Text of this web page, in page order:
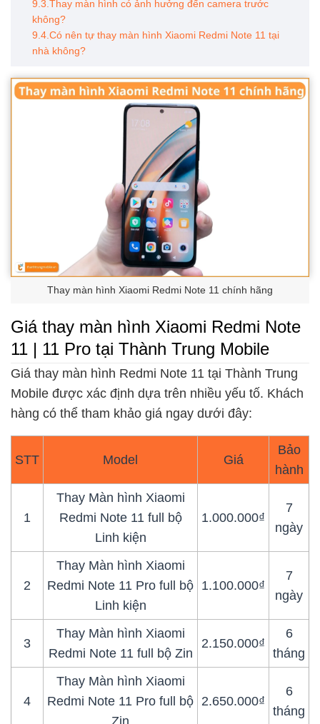
9.3.Thay màn hình có ảnh hưởng đến camera trước
không?
9.4.Có nên tự thay màn hình Xiaomi Redmi Note 11 tại
nhà không?
Thay màn hình Xiaomi Redmi Note 11 chính hãng
Giá thay màn hình Xiaomi Redmi Note
11 | 11 Pro tại Thành Trung Mobile
Giá thay màn hình Redmi Note 11 tại Thành Trung
Mobile được xác định dựa trên nhiều yếu tố. Khách
hàng có thể tham khảo giá ngay dưới đây:
STT Model Giá
Bảo
hành
1
Thay Màn hình Xiaomi
Redmi Note 11 full bộ
Linh kiện
1.000.000₫
7
ngày
2
Thay Màn hình Xiaomi
Redmi Note 11 Pro full bộ
Linh kiện
1.100.000₫
7
ngày
3
Thay Màn hình Xiaomi
Redmi Note 11 full bộ Zin
2.150.000₫
6
tháng
4
Thay Màn hình Xiaomi
Redmi Note 11 Pro full bộ
Zin
2.650.000₫
6
tháng